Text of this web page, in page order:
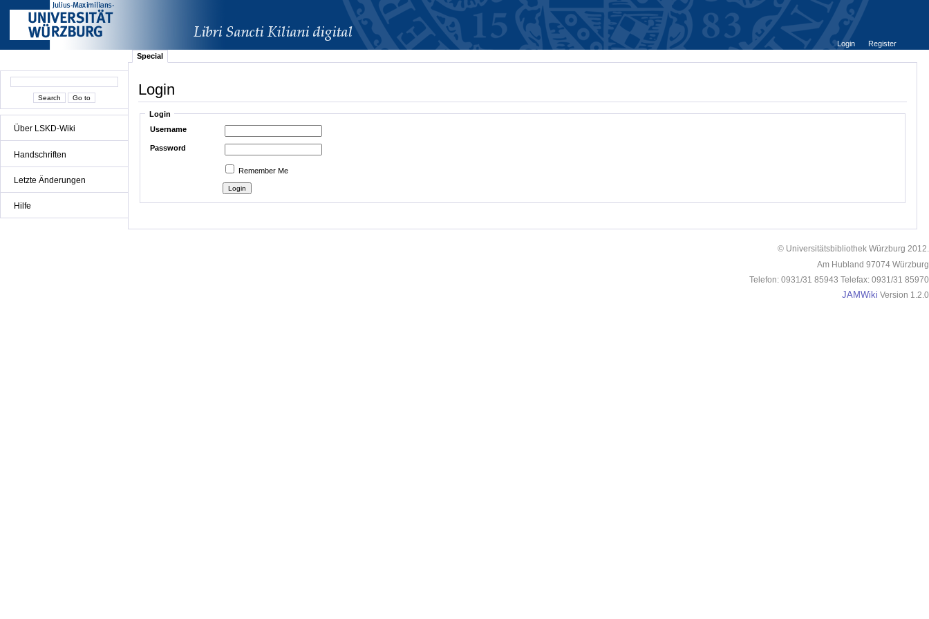
Über LSKD-Wiki
Handschriften
Letzte Änderungen
Hilfe
Login
Register
Special
Login
Login
Username
Password
Remember Me
© Universitätsbibliothek Würzburg 2012.
Am Hubland 97074 Würzburg
Telefon: 0931/31 85943 Telefax: 0931/31 85970
JAMWiki Version 1.2.0